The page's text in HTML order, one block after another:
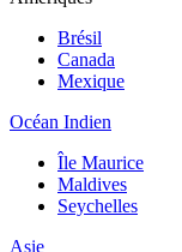
Brésil
Canada
Mexique
Océan Indien
Île Maurice
Maldives
Seychelles
Asie